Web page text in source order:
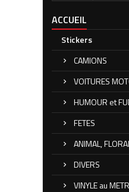
ACCUEIL
Stickers
CAMIONS
VOITURES
HUMOUR et
FETES
ANIMAL,
DIVERS
VINYLE au